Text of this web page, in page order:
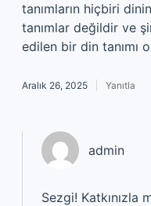
tanımların hiçbiri
tanımlar değildir ve
edilen bir din tanımı
Aralık 26, 2025 Yanıtla
admin
Sezgi! Katkınızla